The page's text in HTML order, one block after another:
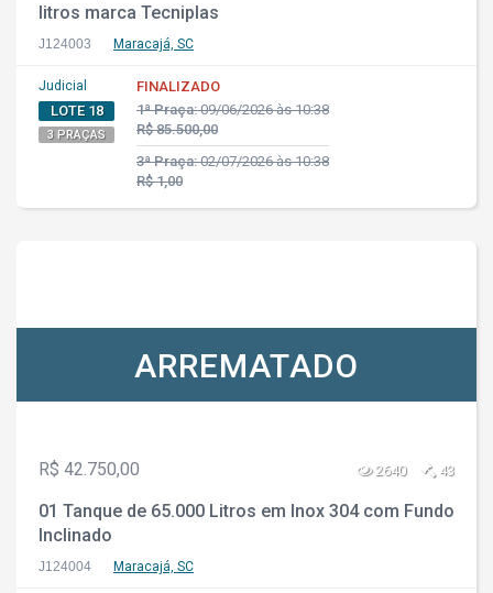
litros marca Tecniplas
J124003 Maracajá, SC
Judicial
LOTE 18
3 PRAÇAS
FINALIZADO
1ª Praça:09/06/2026 às 10:38
R$ 85.500,00
3ª Praça:02/07/2026 às 10:38
R$ 1,00
ARREMATADO
R$ 42.750,00 2640 43
01 Tanque de 65.000 Litros em Inox 304 com Fundo
Inclinado
J124004 Maracajá, SC